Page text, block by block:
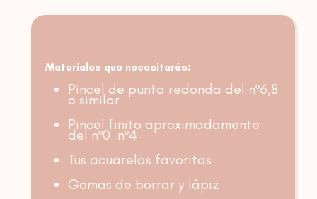
Materiales que necesitarás:
Pincel de punta redonda del nº6,8
o similar
Pincel finito aproximadamente
del nº0 nº4
Tus acuarelas favoritas
Gomas de borrar y lápiz